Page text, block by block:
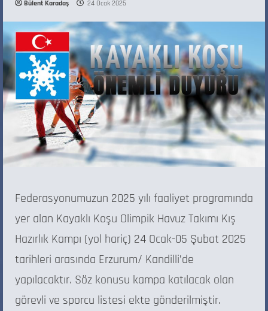
Bülent Karadaş 24 Ocak 2025
Federasyonumuzun 2025 yılı faaliyet programında
yer alan Kayaklı Koşu Olimpik Havuz Takımı Kış
Hazırlık Kampı (yol hariç) 24 Ocak-05 Şubat 2025
tarihleri arasında Erzurum/ Kandilli’de
yapılacaktır. Söz konusu kampa katılacak olan
görevli ve sporcu listesi ekte gönderilmiştir.